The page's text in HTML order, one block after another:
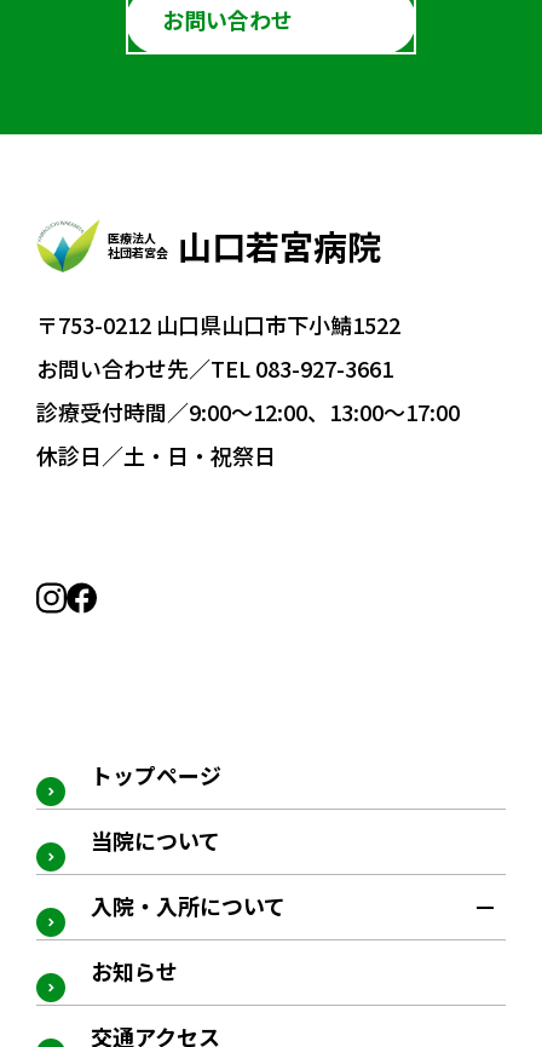
お問い合わせ
医療法人
社団若宮会
山口若宮病院
〒753-0212 山口県山口市下小鯖1522
お問い合わせ先／TEL 083-927-3661
診療受付時間／9:00〜12:00、13:00〜17:00
休診日／土・日・祝祭日
トップページ
当院について
入院・入所について
お知らせ
交通アクセス